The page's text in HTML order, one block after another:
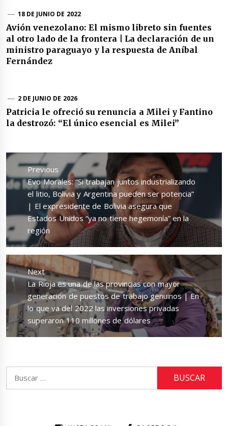
18 DE JUNIO DE 2022
Avión venezolano: El mismo libreto sin fuentes
al otro lado de la frontera | La declaración de un
ministro paraguayo y la respuesta de Aníbal
Fernández
2 DE JUNIO DE 2026
Patricia le ofreció su renuncia a Milei y Fantino
la destrozó: “El único esencial es Milei”
Navegación
de
entradas
Previous
Previous
post:
Evo Morales: “Si trabajan juntos industrializando
el litio, Bolivia y Argentina pueden ser potencia”
| El expresidente de Bolivia asegura que
Estados Unidos “ya no tiene hegemonía” en la
región
Next
Next
post:
La Rioja es una de las provincias con mayor
generación de puestos de trabajo genuinos | En
lo que va del 2022 las inversiones privadas
superaron 110 millones de dólares